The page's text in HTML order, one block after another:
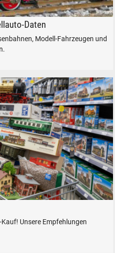
Daten
Modell-Fahrzeugen und
Einkauf Bestellung
Unsere Empfehlungen